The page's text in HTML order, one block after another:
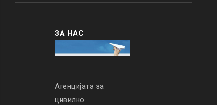
ЗА НАС
Агенцијата за
цивилно